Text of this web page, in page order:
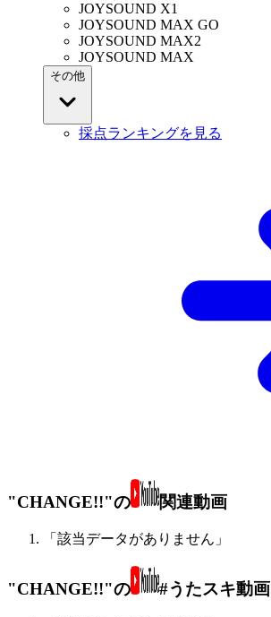
JOYSOUND X1
JOYSOUND MAX GO
JOYSOUND MAX2
JOYSOUND MAX
その他
採点ランキングを見る
"CHANGE!!"の 関連動画
「該当データがありません」
"CHANGE!!"の #うたスキ動画